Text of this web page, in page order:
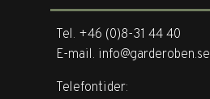
Tel. +46 (0)8-31 44 40
E-mail. info@garderoben.se
Telefontider: